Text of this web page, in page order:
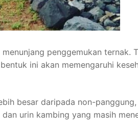
penggemukan ternak.
ini akan memengaruhi
besar daripada non-panggung,
urin kambing yang masih